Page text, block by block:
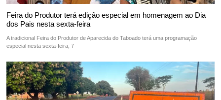
Feira do Produtor terá edição especial em homenagem ao Dia
dos Pais nesta sexta-feira
A tradicional Feira do Produtor de Aparecida do Taboado terá uma programação
especial nesta sexta-feira, 7